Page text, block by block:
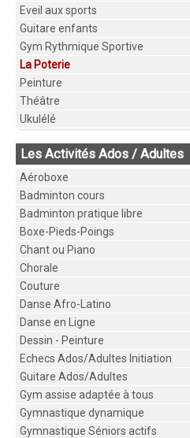
Eveil aux sports
Guitare enfants
Gym Rythmique Sportive
La Poterie
Peinture
Théâtre
Ukulélé
Les Activités Ados / Adultes
Aéroboxe
Badminton cours
Badminton pratique libre
Boxe-Pieds-Poings
Chant ou Piano
Chorale
Couture
Danse Afro-Latino
Danse en Ligne
Dessin - Peinture
Echecs Ados/Adultes Initiation
Guitare Ados/Adultes
Gym assise adaptée à tous
Gymnastique dynamique
Gymnastique Séniors actifs